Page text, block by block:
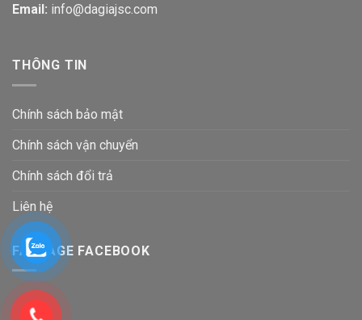
Email: info@dagiajsc.com
THÔNG TIN
Chính sách bảo mật
Chính sách vận chuyển
Chính sách đổi trả
Liên hệ
FANPAGE FACEBOOK